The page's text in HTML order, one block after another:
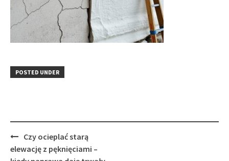
POSTED UNDER
Post
navigation
Czy ocieplać starą
elewację z pęknięciami –